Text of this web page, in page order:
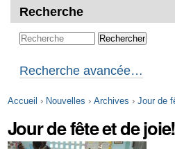
Aller
navigation
Recherche
Recherche avancée…
Accueil › Nouvelles › Archives › Jour de
Jour de fête et de